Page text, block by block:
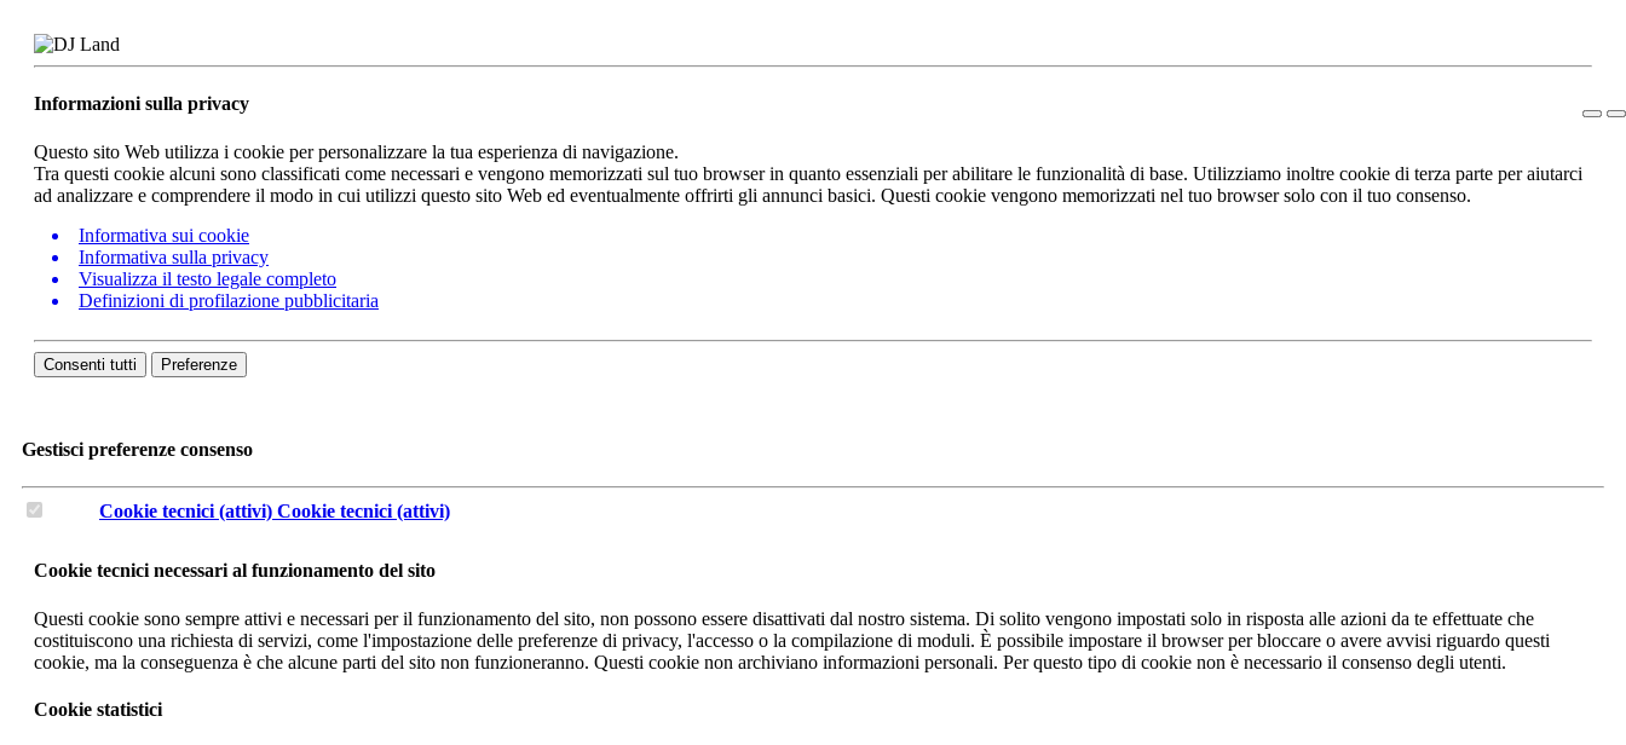
Informazioni sulla privacy
Questo sito Web utilizza i cookie per personalizzare la tua esperienza di navigazione.
Tra questi cookie alcuni sono classificati come necessari e vengono memorizzati sul tuo browser in quanto essenziali per abilitare le funzionalità di base. Utilizziamo inoltre cookie di terza parte per aiutarci
ad analizzare e comprendere il modo in cui utilizzi questo sito Web ed eventualmente offrirti gli annunci basici. Questi cookie vengono memorizzati nel tuo browser solo con il tuo consenso.
Informativa sui cookie
Informativa sulla privacy
Visualizza il testo legale completo
Definizioni di profilazione pubblicitaria
Consenti tutti Preferenze
Gestisci preferenze consenso
Cookie tecnici (attivi) Cookie tecnici (attivi)
Cookie tecnici necessari al funzionamento del sito
Questi cookie sono sempre attivi e necessari per il funzionamento del sito, non possono essere disattivati dal nostro sistema. Di solito vengono impostati solo in risposta alle azioni da te effettuate che
costituiscono una richiesta di servizi, come l'impostazione delle preferenze di privacy, l'accesso o la compilazione di moduli. È possibile impostare il browser per bloccare o avere avvisi riguardo questi
cookie, ma la conseguenza è che alcune parti del sito non funzioneranno. Questi cookie non archiviano informazioni personali. Per questo tipo di cookie non è necessario il consenso degli utenti.
Cookie statistici